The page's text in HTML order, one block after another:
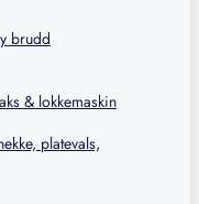
brudd
& lokkemaskin
platevals,